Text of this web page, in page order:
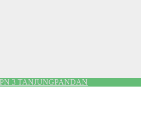
3 TANJUNGPANDAN